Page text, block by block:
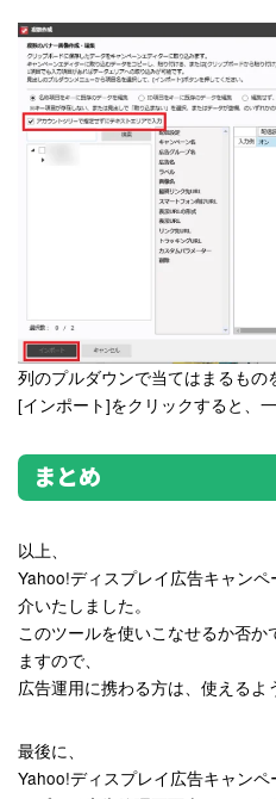
列のプルダウンで当てはまるもの
[インポート]をクリックすると、
まとめ
以上、
Yahoo!ディスプレイ広告キャン
介いたしました。
このツールを使いこなせるか否
ますので、
広告運用に携わる方は、使えるよ
最後に、
Yahoo!ディスプレイ広告キャン